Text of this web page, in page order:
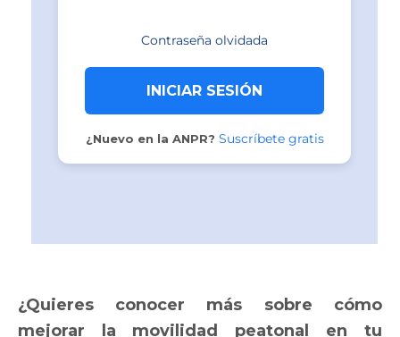
Contraseña olvidada
¿Nuevo en la ANPR? Suscríbete gratis
¿Quieres conocer más sobre cómo
mejorar la movilidad peatonal en tu